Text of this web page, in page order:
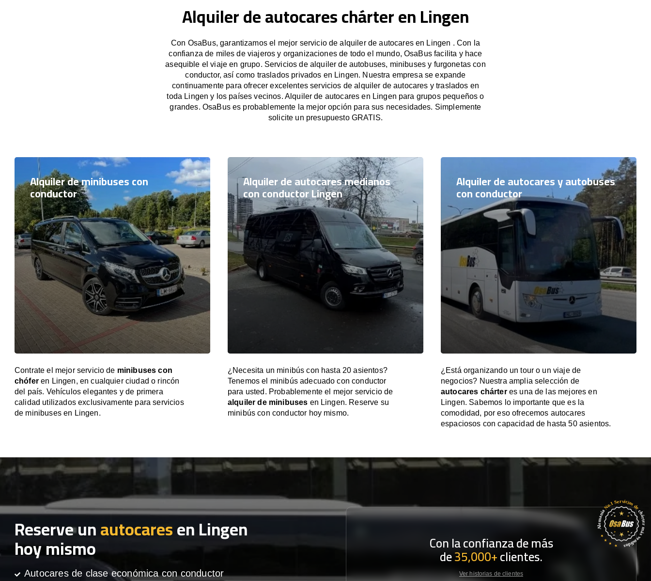
Alquiler de autocares chárter en Lingen
Con OsaBus, garantizamos el mejor servicio de alquiler de autocares en Lingen . Con la
confianza de miles de viajeros y organizaciones de todo el mundo, OsaBus facilita y hace
asequible el viaje en grupo. Servicios de alquiler de autobuses, minibuses y furgonetas con
conductor, así como traslados privados en Lingen. Nuestra empresa se expande
continuamente para ofrecer excelentes servicios de alquiler de autocares y traslados en
toda Lingen y los países vecinos. Alquiler de autocares en Lingen para grupos pequeños o
grandes. OsaBus es probablemente la mejor opción para sus necesidades. Simplemente
solicite un presupuesto GRATIS.
Alquiler de minibuses con
conductor
Contrate el mejor servicio de minibuses con
chóferen Lingen, en cualquier ciudad o rincón
del país. Vehículos elegantes y de primera
calidad utilizados exclusivamente para servicios
de minibuses en Lingen.
Alquiler de autocares medianos
con conductor Lingen
¿Necesita un minibús con hasta 20 asientos?
Tenemos el minibús adecuado con conductor
para usted. Probablemente el mejor servicio de
alquiler de minibuses en Lingen. Reserve su
minibús con conductor hoy mismo.
Alquiler de autocares y autobuses
con conductor
¿Está organizando un tour o un viaje de
negocios? Nuestra amplia selección de
autocares chárteres una de las mejores en
Lingen. Sabemos lo importante que es la
comodidad, por eso ofrecemos autocares
espaciosos con capacidad de hasta 50 asientos.
Reserve unautocaresen Lingen
hoy mismo
Autocares de clase económica con conductor
Con la confianza de más
de35,000+clientes.
Ver historias de clientes